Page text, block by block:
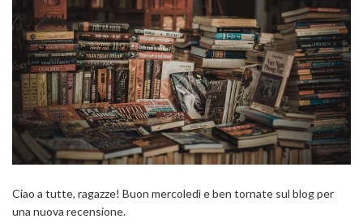
Ciao a tutte, ragazze! Buon mercoledì e ben tornate sul blog per
una nuova recensione.